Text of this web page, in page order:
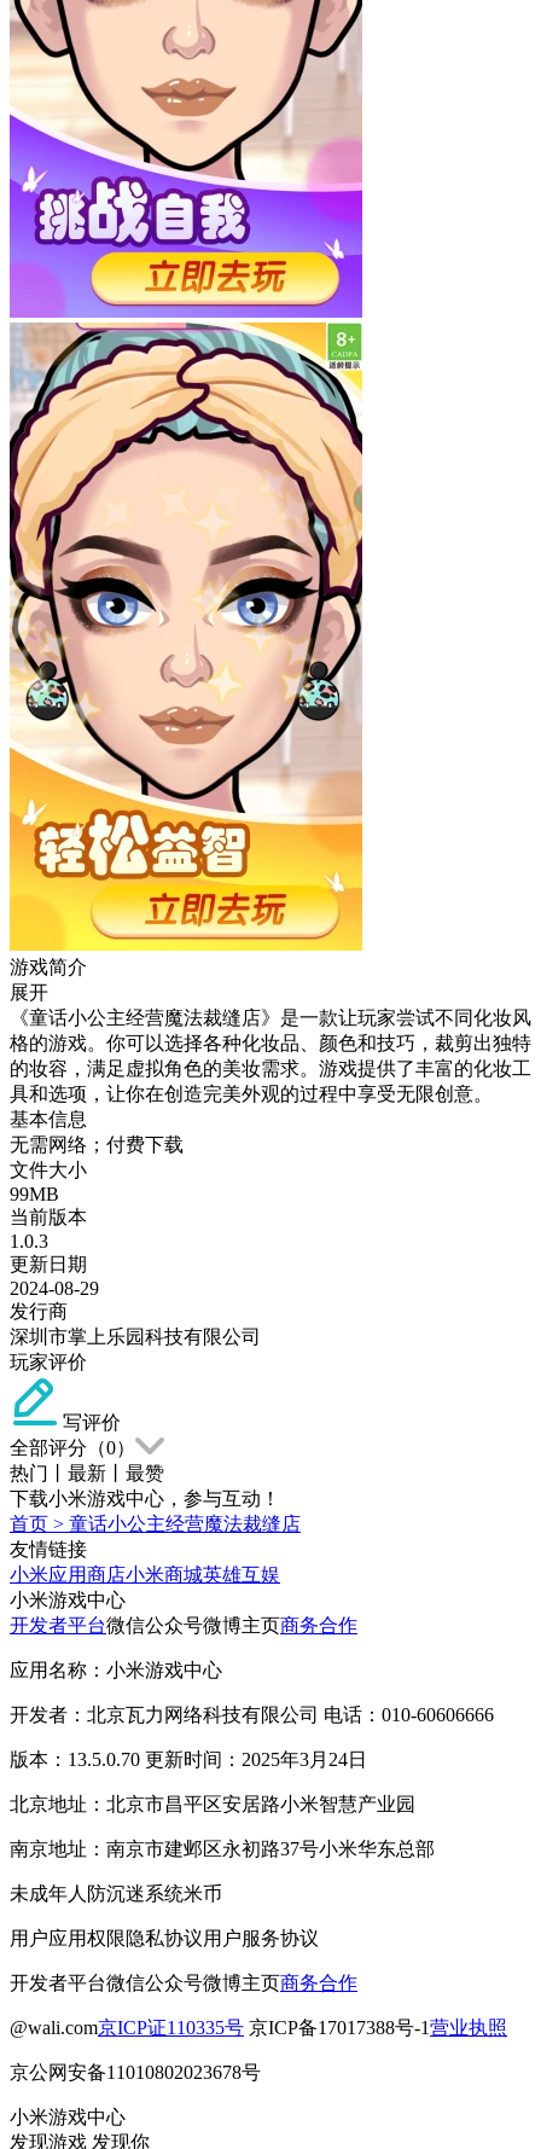
游戏简介
展开
《童话小公主经营魔法裁缝店》是一款让玩家尝试不同化妆风
格的游戏。你可以选择各种化妆品、颜色和技巧，裁剪出独特
的妆容，满足虚拟角色的美妆需求。游戏提供了丰富的化妆工
具和选项，让你在创造完美外观的过程中享受无限创意。
基本信息
无需网络；付费下载
文件大小
99MB
当前版本
1.0.3
更新日期
2024-08-29
发行商
深圳市掌上乐园科技有限公司
玩家评价
写评价
全部评分（0）
热门
最新
最赞
下载小米游戏中心，参与互动！
首页 > 童话小公主经营魔法裁缝店
友情链接
小米应用商店小米商城英雄互娱
小米游戏中心
开发者平台微信公众号微博主页商务合作
应用名称：小米游戏中心
开发者：北京瓦力网络科技有限公司 电话：010-60606666
版本：13.5.0.70 更新时间：2025年3月24日
北京地址：北京市昌平区安居路小米智慧产业园
南京地址：南京市建邺区永初路37号小米华东总部
未成年人防沉迷系统米币
用户应用权限隐私协议用户服务协议
开发者平台微信公众号微博主页商务合作
@wali.com京ICP证110335号 京ICP备17017388号-1营业执照
京公网安备11010802023678号
小米游戏中心
发现游戏 发现你